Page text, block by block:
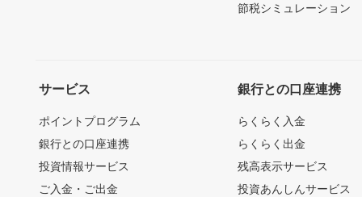
節税シミュレーション
サービス
ポイントプログラム
銀行との口座連携
投資情報サービス
ご入金・ご出金
銀行との口座連携
らくらく入金
らくらく出金
残高表示サービス
投資あんしんサービス